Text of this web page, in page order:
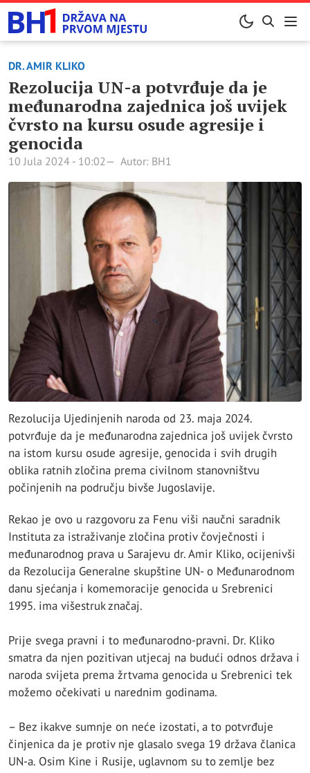
DR. AMIR KLIKO
Rezolucija UN-a potvrđuje da je
međunarodna zajednica još uvijek
čvrsto na kursu osude agresije i
genocida
10 Jula 2024 - 10:02 Autor: BH1
Rezolucija Ujedinjenih naroda od 23. maja 2024.
potvrđuje da je međunarodna zajednica još uvijek čvrsto
na istom kursu osude agresije, genocida i svih drugih
oblika ratnih zločina prema civilnom stanovništvu
počinjenih na području bivše Jugoslavije.
Rekao je ovo u razgovoru za Fenu viši naučni saradnik
Instituta za istraživanje zločina protiv čovječnosti i
međunarodnog prava u Sarajevu dr. Amir Kliko, ocijenivši
da Rezolucija Generalne skupštine UN- o Međunarodnom
danu sjećanja i komemoracije genocida u Srebrenici
1995. ima višestruk značaj.
Prije svega pravni i to međunarodno-pravni. Dr. Kliko
smatra da njen pozitivan utjecaj na budući odnos država i
naroda svijeta prema žrtvama genocida u Srebrenici tek
možemo očekivati u narednim godinama.
– Bez ikakve sumnje on neće izostati, a to potvrđuje
činjenica da je protiv nje glasalo svega 19 država članica
UN-a. Osim Kine i Rusije, uglavnom su to zemlje bez